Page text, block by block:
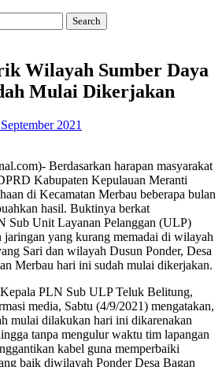
Wilayah Sumber Daya
Mulai Dikerjakan
2021
Berdasarkan harapan masyarakat
Kabupaten Kepulauan Meranti
di Kecamatan Merbau beberapa bulan
hasil. Buktinya berkat
Sub Unit Layanan Pelanggan (ULP)
yang kurang memadai di wilayah
Sari dan wilayah Dusun Ponder, Desa
Merbau hari ini sudah mulai dikerjakan.
PLN Sub ULP Teluk Belitung,
media, Sabtu (4/9/2021) mengatakan,
mulai dilakukan hari ini dikarenakan
tanpa mengulur waktu tim lapangan
kabel guna memperbaiki
baik diwilayah Ponder Desa Bagan